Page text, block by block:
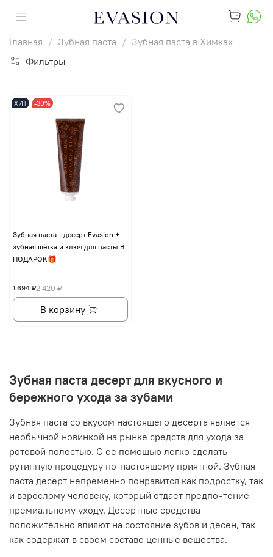
Главная Зубная паста
Зубная паста в Химках
Фильтры
ХИТ -30%
Зубная паста - десерт Evasion +
зубная щётка и ключ для пасты В
ПОДАРОК🎁
2 420 ₽
1 694 ₽
В корзину
Зубная паста десерт для вкусного и
бережного ухода за зубами
Зубная паста со вкусом настоящего десерта является
необычной новинкой на рынке средств для ухода за
ротовой полостью. С ее помощью легко сделать
рутинную процедуру по-настоящему приятной. Зубная
паста десерт непременно понравится как подростку, так
и взрослому человеку, который отдает предпочтение
премиальному уходу. Десертные средства
положительно влияют на состояние зубов и десен, так
как содержат в своем составе ценные вещества.